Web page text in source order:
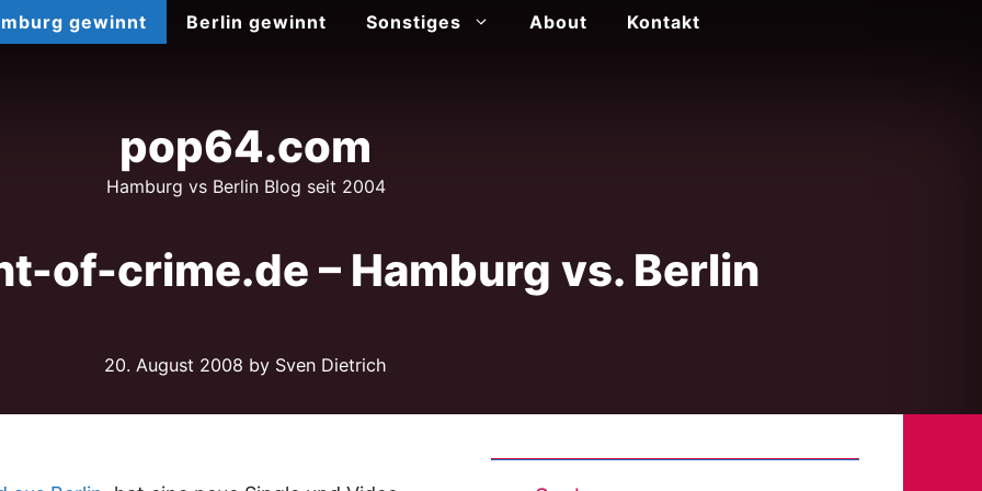
gewinnt Berlin gewinnt Sonstiges About Kontakt
pop64.com
Hamburg vs Berlin Blog seit 2004
of-crime.de – Hamburg vs. Berlin
20. August 2008 by Sven Dietrich